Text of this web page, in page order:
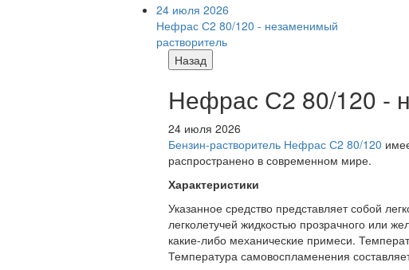
24 июля 2026
Нефрас С2 80/120 - незаменимый
растворитель
Назад
Нефрас С2 80/120 -
24 июля 2026
Бензин-растворитель Нефрас С2 80/120
распространено в современном мире.
Характеристики
Указанное средство представляет собой
легколетучей жидкостью прозрачного или
какие-либо механические примеси.
Температура самовоспламенения